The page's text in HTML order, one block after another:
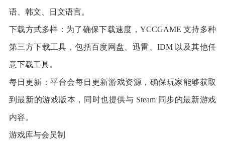
语、韩文、日文语言。
下载方式多样：为了确保下载速度，YCCGAME 支持多种
第三方下载工具，包括百度网盘、迅雷、IDM 以及其他任
意下载工具。
每日更新：平台会每日更新游戏资源，确保玩家能够获取
到最新的游戏版本，同时也提供与 Steam 同步的最新游戏
内容。
游戏库与会员制